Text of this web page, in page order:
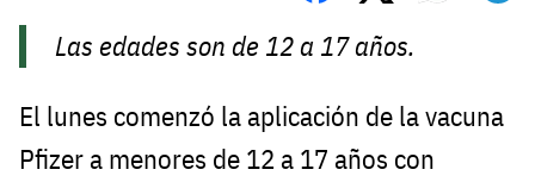
Las edades son de 12 a 17 años.
El lunes comenzó la aplicación de la vacuna
Pfizer a menores de 12 a 17 años con